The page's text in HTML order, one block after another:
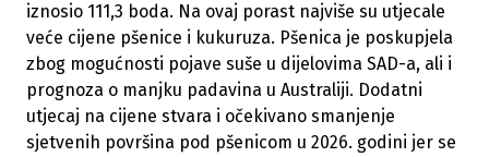
iznosio 111,3 boda. Na ovaj porast najviše su utjecale
veće cijene pšenice i kukuruza. Pšenica je poskupjela
zbog mogućnosti pojave suše u dijelovima SAD-a, ali i
prognoza o manjku padavina u Australiji. Dodatni
utjecaj na cijene stvara i očekivano smanjenje
sjetvenih površina pod pšenicom u 2026. godini jer se